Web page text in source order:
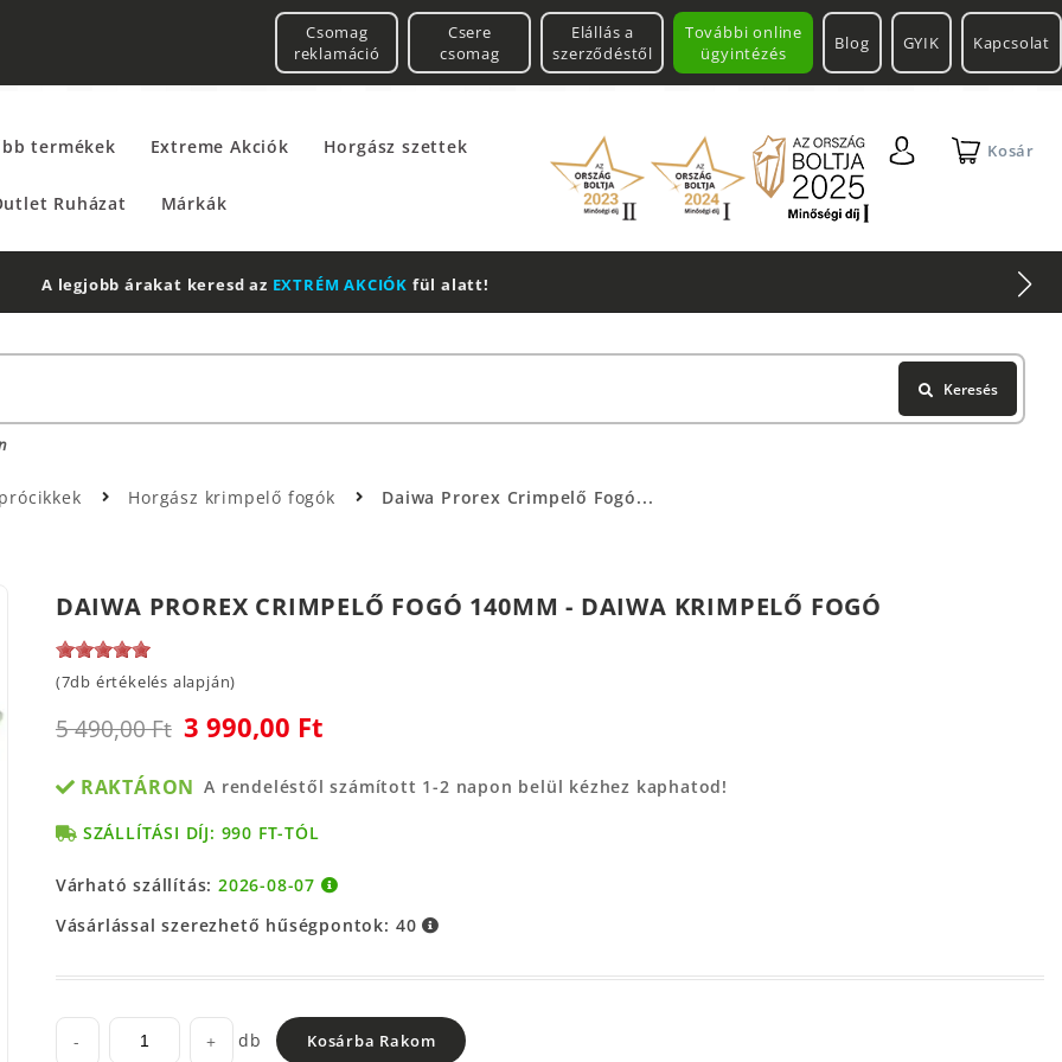
További online
ügyintézés
Csomag
reklamáció
Csere
csomag
Elállás a
szerződéstől
Blog GYIK Kapcsolat
termékek Extreme Akciók Horgász szettek
Ruházat Márkák
Kosár
A legjobb árakat keresd az EXTRÉM AKCIÓK fül alatt!
Keresés
Horgász krimpelő fogók Daiwa Prorex Crimpelő Fogó...
DAIWA PROREX CRIMPELŐ FOGÓ 140MM - DAIWA KRIMPELŐ FOGÓ
(7db értékelés alapján)
5 490,00 Ft 3 990,00 Ft
RAKTÁRON A rendeléstől számított 1-2 napon belül kézhez kaphatod!
SZÁLLÍTÁSI DÍJ: 990 FT-TÓL
Várható szállítás:2026-08-07
Vásárlással szerezhető hűségpontok: 40
- + db Kosárba Rakom